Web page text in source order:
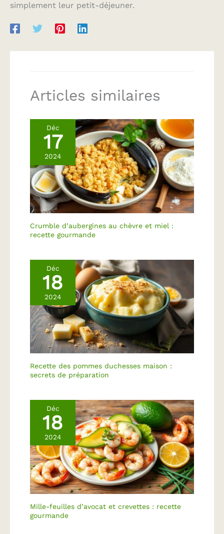
simplement leur petit-déjeuner.
Articles similaires
Déc
17
2024
Crumble d’aubergines au chèvre et miel :
recette gourmande
Déc
18
2024
Recette des pommes duchesses maison :
secrets de préparation
Déc
18
2024
Mille-feuilles d’avocat et crevettes : recette
gourmande